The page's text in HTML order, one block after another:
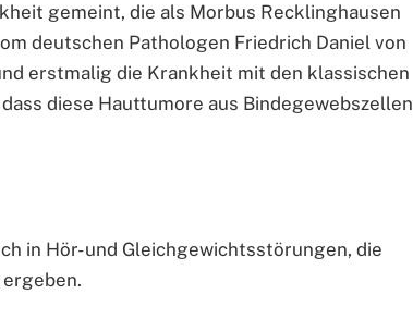
gemeint, die als Morbus Recklinghausen
deutschen Pathologen Friedrich Daniel von
erstmalig die Krankheit mit den klassischen
diese Hauttumore aus Bindegewebszellen
in Hör- und Gleichgewichtsstörungen, die